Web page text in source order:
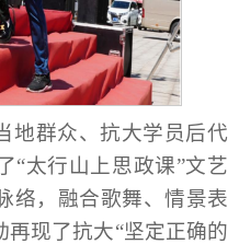
地群众、抗大学员后代
“太行山上思政课”文艺
络，融合歌舞、情景表
现了抗大“坚定正确的